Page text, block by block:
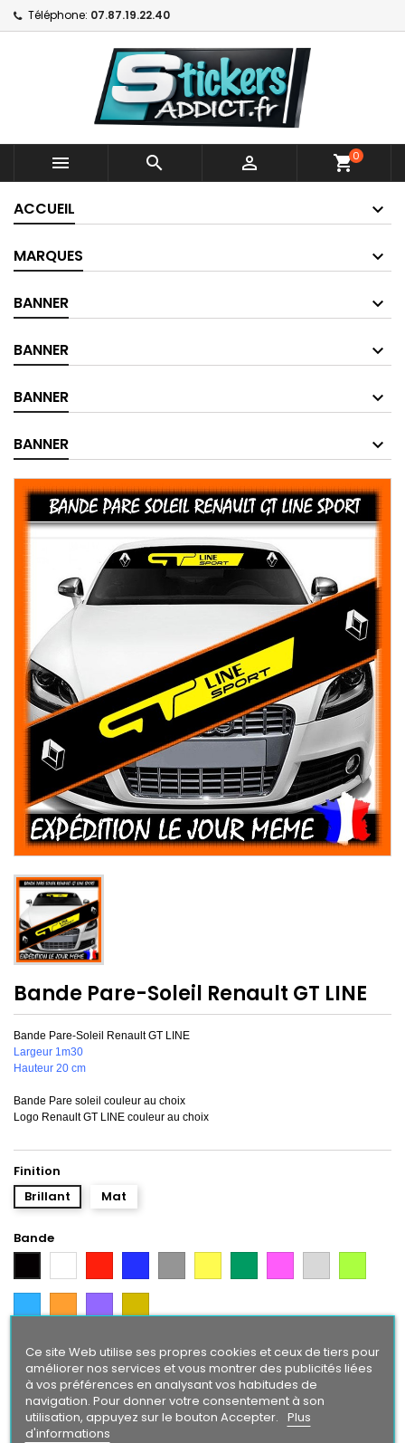
Téléphone: 07.87.19.22.40
   shopping_cart0
ACCUEIL
MARQUES
BANNER
BANNER
BANNER
BANNER
Bande Pare-Soleil Renault GT LINE
Bande Pare-Soleil Renault GT LINE
Largeur 1m30
Hauteur 20 cm
Bande Pare soleil couleur au choix
Logo Renault GT LINE couleur au choix
Finition
Brillant
Mat
Bande
ArgentCitron
Intense
Texte/ Logo
Noir
Blanc RougeBleu Gris JauneVert Rose Gris
Argent
Vert
Bleu
Intense
OrangeViolet Gold
Ce site Web utilise ses propres cookies et ceux de tiers pour
améliorer nos services et vous montrer des publicités liées
à vos préférences en analysant vos habitudes de
navigation. Pour donner votre consentement à son
utilisation, appuyez sur le bouton Accepter. Plus
d'informations